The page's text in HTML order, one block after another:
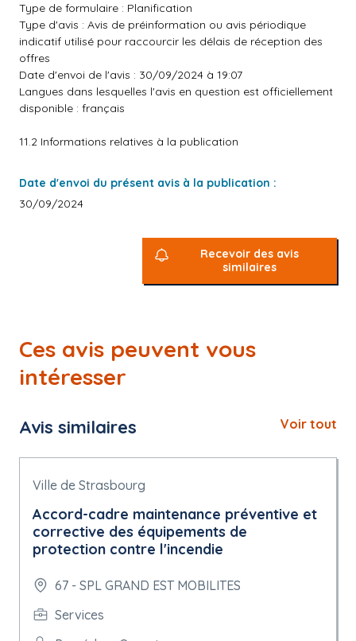
Type de formulaire : Planification
Type d'avis : Avis de préinformation ou avis périodique
indicatif utilisé pour raccourcir les délais de réception des
offres
Date d'envoi de l'avis : 30/09/2024 à 19:07
Langues dans lesquelles l'avis en question est officiellement
disponible : français
11.2 Informations relatives à la publication
Date d'envoi du présent avis à la publication :
30/09/2024
Recevoir des avis
similaires
Ces avis peuvent vous
intéresser
Avis similaires Voir tout
Ville de Strasbourg
Accord-cadre maintenance préventive et
corrective des équipements de
protection contre l'incendie
67 - SPL GRAND EST MOBILITES
Services